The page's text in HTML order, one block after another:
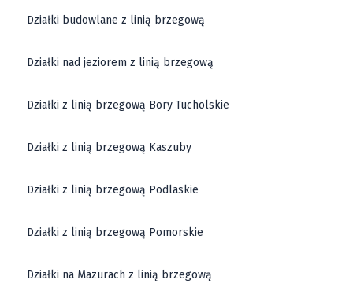
Działki budowlane z linią brzegową
Działki nad jeziorem z linią brzegową
Działki z linią brzegową Bory Tucholskie
Działki z linią brzegową Kaszuby
Działki z linią brzegową Podlaskie
Działki z linią brzegową Pomorskie
Działki na Mazurach z linią brzegową